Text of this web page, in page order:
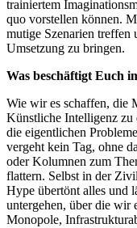
trainiertem
quo vorstellen können.
mutige Szenarien treffen
Umsetzung zu bringen.
Was beschäftigt Euch
Wie wir es schaffen, die
Künstliche Intelligenz zu
die eigentlichen
vergeht kein Tag, ohne
oder Kolumnen zum
flattern. Selbst in der
Hype übertönt alles und
untergehen, über die wir
Monopole,